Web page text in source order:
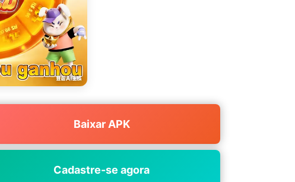
Baixar APK
Cadastre-se agora